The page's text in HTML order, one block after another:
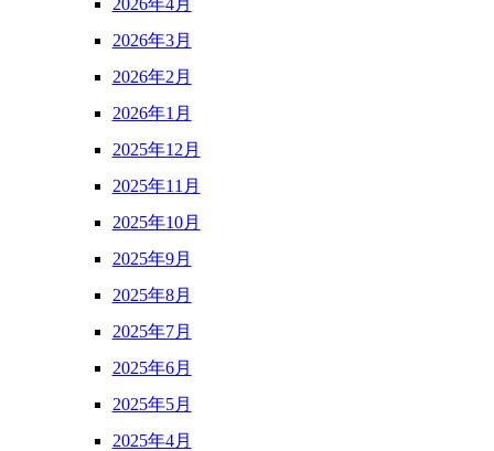
2026年3月
2026年2月
2026年1月
2025年12月
2025年11月
2025年10月
2025年9月
2025年8月
2025年7月
2025年6月
2025年5月
2025年4月